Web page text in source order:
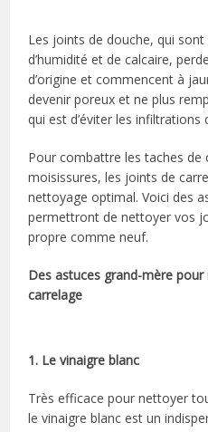
Les joints de douche, qui
d’humidité et de calcaire,
d’origine et commencent à
devenir poreux et ne plus
qui est d’éviter les infiltrations
Pour combattre les taches de
moisissures, les joints de
nettoyage optimal. Voici des
permettront de nettoyer vos
propre comme neuf.
Des astuces grand-mère
carrelage
1. Le vinaigre blanc
Très efficace pour nettoyer
le vinaigre blanc est un